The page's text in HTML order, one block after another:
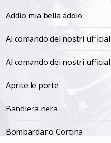
Addio mia bella addio
Al comando dei nostri
Al comando dei nostri
Aprite le porte
Bandiera nera
Bombardano Cortina